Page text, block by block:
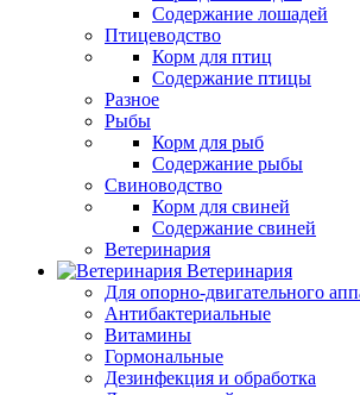
Содержание лошадей
Птицеводство
Корм для птиц
Содержание птицы
Разное
Рыбы
Корм для рыб
Содержание рыбы
Свиноводство
Корм для свиней
Содержание свиней
Ветеринария
Ветеринария
Для опорно-двигательного
Антибактериальные
Витамины
Гормональные
Дезинфекция и обработка